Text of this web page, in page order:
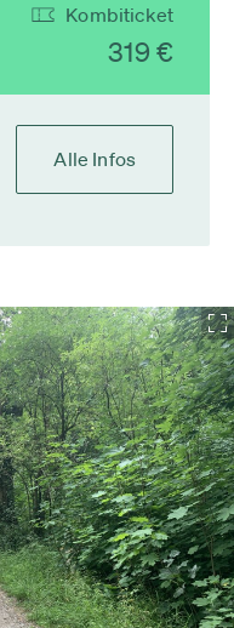
Kombiticket
319 €
Alle Infos